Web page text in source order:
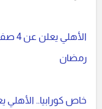
رمضان
خاص كورابيا..